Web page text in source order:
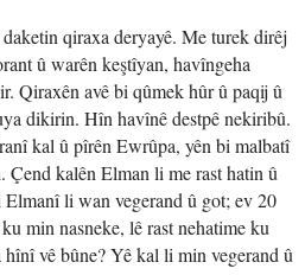
qiraxa deryayê. Me turek dirêj
û warên keştîyan, havîngeha
Qiraxên avê bi qûmek hûr û paqij û
dikirin. Hîn havînê destpê nekiribû.
kal û pîrên Ewrûpa, yên bi malbatî
Çend kalên Elman li me rast hatin û
li wan vegerand û got; ev 20
min nasneke, lê rast nehatime ku
vê bûne? Yê kal li min vegerand û